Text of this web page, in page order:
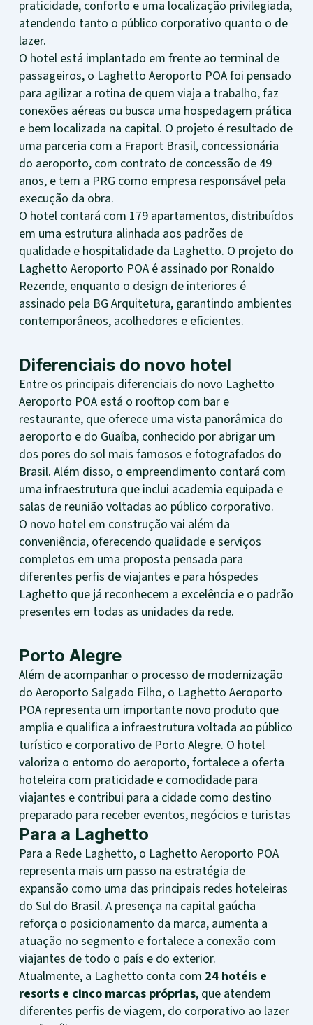
praticidade, conforto e uma localização privilegiada,
atendendo tanto o público corporativo quanto o de
lazer.
O hotel está implantado em frente ao terminal de
passageiros, o Laghetto Aeroporto POA foi pensado
para agilizar a rotina de quem viaja a trabalho, faz
conexões aéreas ou busca uma hospedagem prática
e bem localizada na capital. O projeto é resultado de
uma parceria com a Fraport Brasil, concessionária
do aeroporto, com contrato de concessão de 49
anos, e tem a PRG como empresa responsável pela
execução da obra.
O hotel contará com 179 apartamentos, distribuídos
em uma estrutura alinhada aos padrões de
qualidade e hospitalidade da Laghetto. O projeto do
Laghetto Aeroporto POA é assinado por Ronaldo
Rezende, enquanto o design de interiores é
assinado pela BG Arquitetura, garantindo ambientes
contemporâneos, acolhedores e eficientes.
Diferenciais do novo hotel
Entre os principais diferenciais do novo Laghetto
Aeroporto POA está o rooftop com bar e
restaurante, que oferece uma vista panorâmica do
aeroporto e do Guaíba, conhecido por abrigar um
dos pores do sol mais famosos e fotografados do
Brasil. Além disso, o empreendimento contará com
uma infraestrutura que inclui academia equipada e
salas de reunião voltadas ao público corporativo.
O novo hotel em construção vai além da
conveniência, oferecendo qualidade e serviços
completos em uma proposta pensada para
diferentes perfis de viajantes e para hóspedes
Laghetto que já reconhecem a excelência e o padrão
presentes em todas as unidades da rede.
Porto Alegre
Além de acompanhar o processo de modernização
do Aeroporto Salgado Filho, o Laghetto Aeroporto
POA representa um importante novo produto que
amplia e qualifica a infraestrutura voltada ao público
turístico e corporativo de Porto Alegre. O hotel
valoriza o entorno do aeroporto, fortalece a oferta
hoteleira com praticidade e comodidade para
viajantes e contribui para a cidade como destino
preparado para receber eventos, negócios e turistas
Para a Laghetto
Para a Rede Laghetto, o Laghetto Aeroporto POA
representa mais um passo na estratégia de
expansão como uma das principais redes hoteleiras
do Sul do Brasil. A presença na capital gaúcha
reforça o posicionamento da marca, aumenta a
atuação no segmento e fortalece a conexão com
viajantes de todo o país e do exterior.
Atualmente, a Laghetto conta com 24 hotéis e
resorts e cinco marcas próprias, que atendem
diferentes perfis de viagem, do corporativo ao lazer